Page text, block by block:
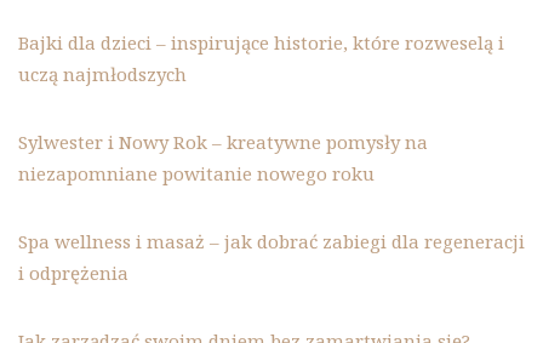
Bajki dla dzieci – inspirujące historie, które rozweselą i
uczą najmłodszych
Sylwester i Nowy Rok – kreatywne pomysły na
niezapomniane powitanie nowego roku
Spa wellness i masaż – jak dobrać zabiegi dla regeneracji
i odprężenia